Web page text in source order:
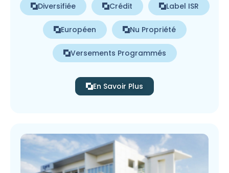
Diversifiée Crédit Label ISR
Européen Nu Propriété
Versements Programmés
En Savoir Plus